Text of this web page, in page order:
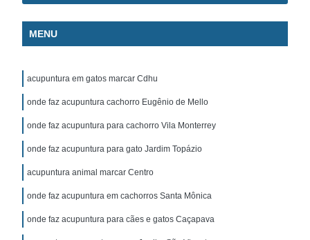
MENU
acupuntura em gatos marcar Cdhu
onde faz acupuntura cachorro Eugênio de Mello
onde faz acupuntura para cachorro Vila Monterrey
onde faz acupuntura para gato Jardim Topázio
acupuntura animal marcar Centro
onde faz acupuntura em cachorros Santa Mônica
onde faz acupuntura para cães e gatos Caçapava